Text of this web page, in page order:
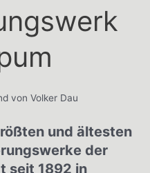
von Volker Dau
und ältesten
der
seit 1892 in